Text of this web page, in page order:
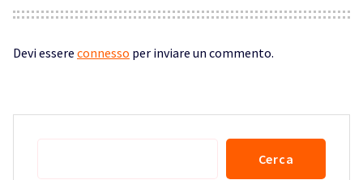
Devi essere connesso per inviare un commento.
Cerca